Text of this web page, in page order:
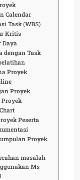
Calendar
Task (WBS)
Kritis
Daya
dengan Task
Proyek
Proyek
Proyek
Peserta
Proyek
masalah
Ms